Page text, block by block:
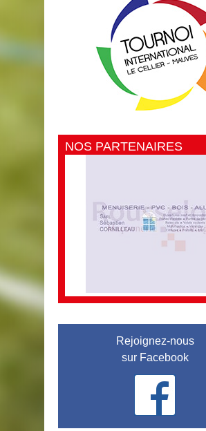
NOS PARTENAIRES
Rejoignez-nous
sur Facebook